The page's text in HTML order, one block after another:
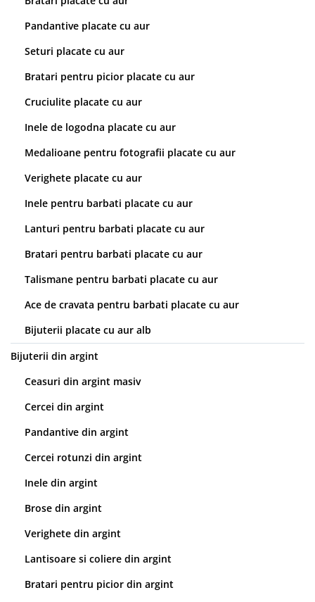
Pandantive placate cu aur
Seturi placate cu aur
Bratari pentru picior placate cu aur
Cruciulite placate cu aur
Inele de logodna placate cu aur
Medalioane pentru fotografii placate cu aur
Verighete placate cu aur
Inele pentru barbati placate cu aur
Lanturi pentru barbati placate cu aur
Bratari pentru barbati placate cu aur
Talismane pentru barbati placate cu aur
Ace de cravata pentru barbati placate cu aur
Bijuterii placate cu aur alb
Bijuterii din argint
Ceasuri din argint masiv
Cercei din argint
Pandantive din argint
Cercei rotunzi din argint
Inele din argint
Brose din argint
Verighete din argint
Lantisoare si coliere din argint
Bratari pentru picior din argint